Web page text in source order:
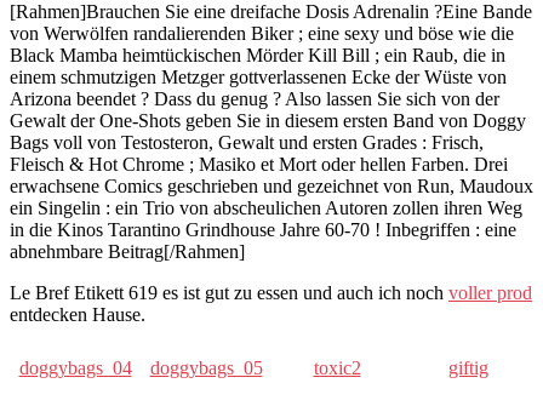
[Rahmen]Brauchen Sie eine dreifache Dosis Adrenalin ?Eine Bande
von Werwölfen randalierenden Biker ; eine sexy und böse wie die
Black Mamba heimtückischen Mörder Kill Bill ; ein Raub, die in
einem schmutzigen Metzger gottverlassenen Ecke der Wüste von
Arizona beendet ? Dass du genug ? Also lassen Sie sich von der
Gewalt der One-Shots geben Sie in diesem ersten Band von Doggy
Bags voll von Testosteron, Gewalt und ersten Grades : Frisch,
Fleisch & Hot Chrome ; Masiko et Mort oder hellen Farben. Drei
erwachsene Comics geschrieben und gezeichnet von Run, Maudoux
ein Singelin : ein Trio von abscheulichen Autoren zollen ihren Weg
in die Kinos Tarantino Grindhouse Jahre 60-70 ! Inbegriffen : eine
abnehmbare Beitrag[/Rahmen]
Le Bref Etikett 619 es ist gut zu essen und auch ich noch voller prod
entdecken Hause.
doggybags_04 doggybags_05 toxic2 giftig